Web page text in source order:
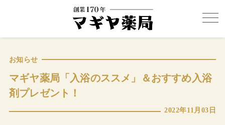
マギヤ薬局「入浴のススメ」＆おすすめ入浴
剤プレゼント！
お知らせ
2022年11月03日